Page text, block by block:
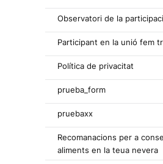
Observatori de la
Participant en la unió fem
Política de privacitat
prueba_form
pruebaxx
Recomanacions per a
aliments en la teua nevera